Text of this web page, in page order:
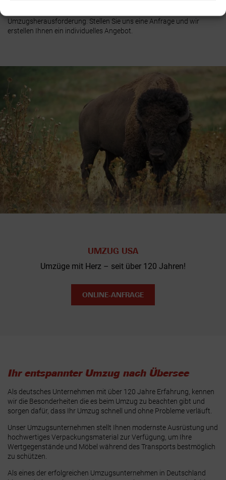
Umzugsherausforderung. Stellen Sie uns eine Anfrage und wir
erstellen Ihnen ein individuelles Angebot.
UMZUG USA
Umzüge mit Herz – seit über 120 Jahren!
ONLINE-ANFRAGE
Ihr entspannter Umzug nach Übersee
Als deutsches Unternehmen mit über 120 Jahre Erfahrung, kennen
wir die Besonderheiten die es beim Umzug zu beachten gibt und
sorgen dafür, dass Ihr Umzug schnell und ohne Probleme verläuft.
Unser Umzugsunternehmen stellt Ihnen modernste Ausrüstung und
hochwertiges Verpackungsmaterial zur Verfügung, um Ihre
Wertgegenstände und Möbel während des Transports bestmöglich
zu schützen.
Als eines der erfolgreichen Umzugsunternehmen in Deutschland